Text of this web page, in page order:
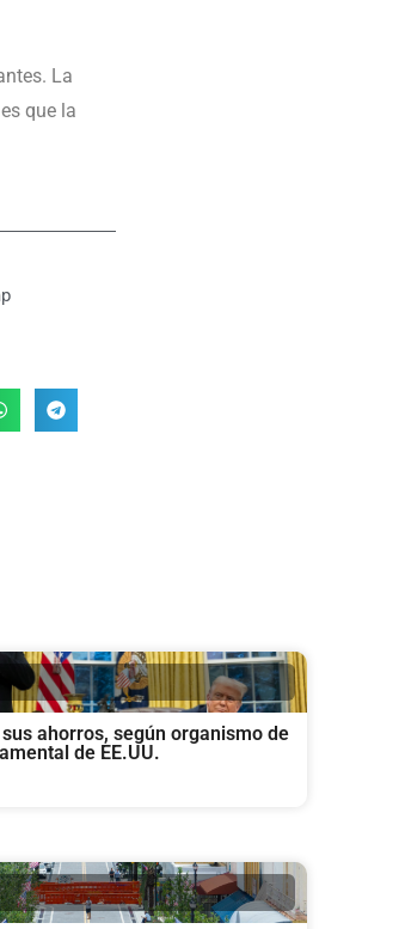
La
que la
sus ahorros, según organismo de
de EE.UU.